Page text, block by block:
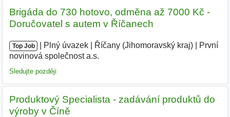
Brigáda do 730 hotovo, odměna až 7000 Kč -
Doručovatel s autem v Říčanech
Top Job Plný úvazek Říčany (Jihomoravský kraj)
První
novinová společnost a.s.
Sledujte později
Produktový Specialista - zadávání produktů do
výroby v Číně